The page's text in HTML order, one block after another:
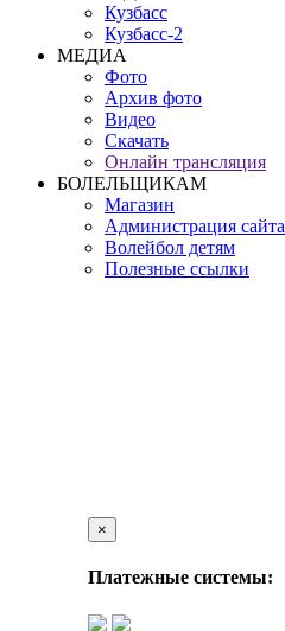
Кузбасс
Кузбасс-2
МЕДИА
Фото
Архив фото
Видео
Скачать
Онлайн трансляция
БОЛЕЛЬЩИКАМ
Магазин
Администрация сайта
Волейбол детям
Полезные ссылки
×
Платежные системы: